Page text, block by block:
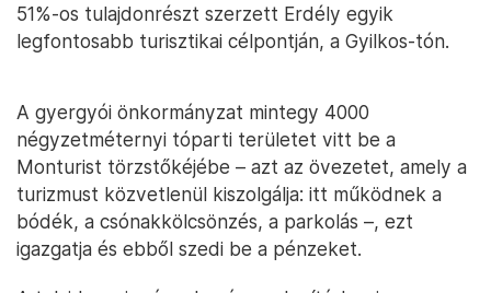
51%-os tulajdonrészt szerzett Erdély egyik
legfontosabb turisztikai célpontján, a Gyilkos-tón.
A gyergyói önkormányzat mintegy 4000
négyzetméternyi tóparti területet vitt be a
Monturist törzstőkéjébe – azt az övezetet, amely a
turizmust közvetlenül kiszolgálja: itt működnek a
bódék, a csónakkölcsönzés, a parkolás –, ezt
igazgatja és ebből szedi be a pénzeket.